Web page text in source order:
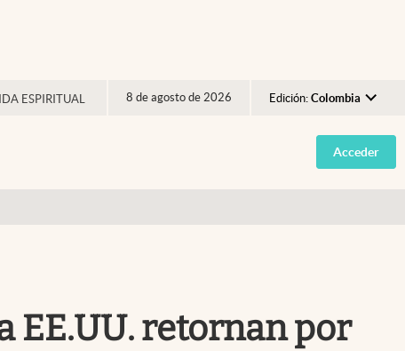
ESPIRITUAL 8 de agosto de 2026 Edición: Colombia
Argentina
España
Acceder
EE.UU. retornan por